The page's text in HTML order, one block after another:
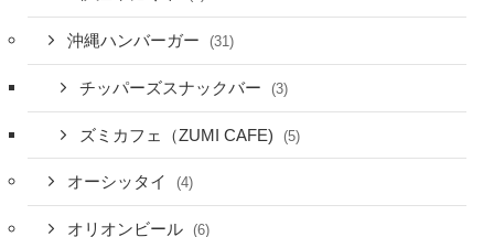
沖縄ハンバーガー (31)
チッパーズスナックバー (3)
ズミカフェ（ZUMI CAFE) (5)
オーシッタイ (4)
オリオンビール (6)